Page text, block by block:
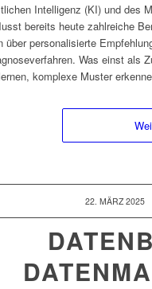
Intelligenz (KI) und des
bereits heute zahlreiche
über personalisierte
Was einst als
komplexe Muster
22. MÄRZ 2025
/